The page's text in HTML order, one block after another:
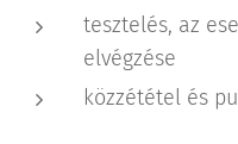
tesztelés, az
elvégzése
közzététel és